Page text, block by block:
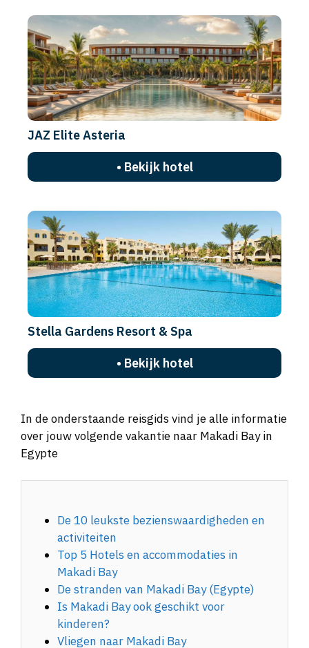
JAZ Elite Asteria
• Bekijk hotel
Stella Gardens Resort & Spa
• Bekijk hotel
In de onderstaande reisgids vind je alle informatie
over jouw volgende vakantie naar Makadi Bay in
Egypte
De 10 leukste bezienswaardigheden en
activiteiten
Top 5 Hotels en accommodaties in
Makadi Bay
De stranden van Makadi Bay (Egypte)
Is Makadi Bay ook geschikt voor
kinderen?
Vliegen naar Makadi Bay